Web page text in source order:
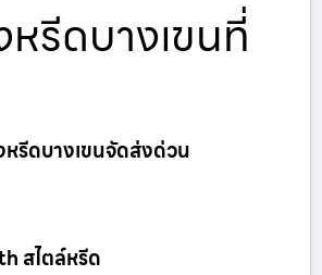
รีดบางเขนที่
รีดบางเขนจัดส่งด่วน
สไตล์หรีด